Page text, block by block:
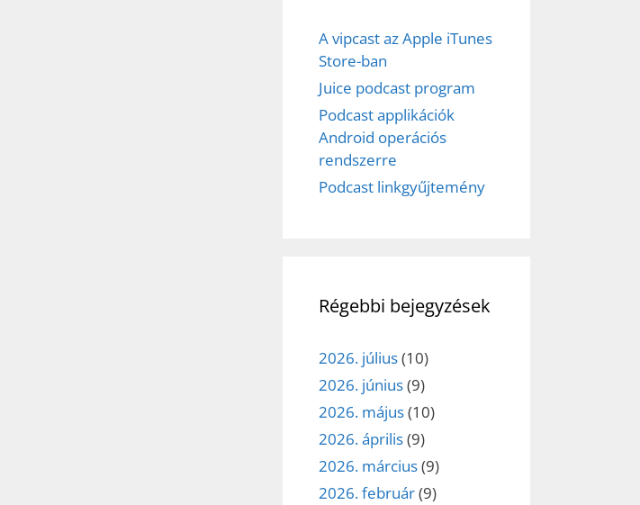
A vipcast az Apple iTunes
Store-ban
Juice podcast program
Podcast applikációk
Android operációs
rendszerre
Podcast linkgyűjtemény
Régebbi bejegyzések
2026. július(10)
2026. június(9)
2026. május(10)
2026. április(9)
2026. március(9)
2026. február(9)